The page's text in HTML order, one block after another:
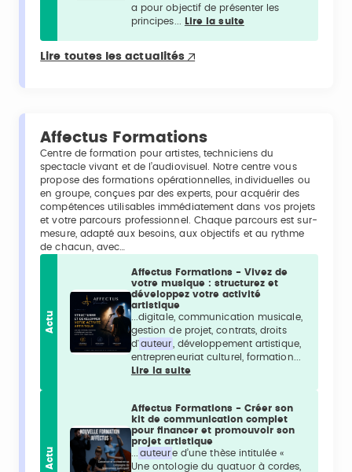
a pour objectif de présenter les
principes...
Lire la suite
Lire toutes les actualités
Affectus Formations
Centre de formation pour artistes, techniciens du
spectacle vivant et de l’audiovisuel. Notre centre vous
propose des formations opérationnelles, individuelles ou
en groupe, conçues par des experts, pour acquérir des
compétences utilisables immédiatement dans vos projets
et votre parcours professionnel. Chaque parcours est sur-
mesure, adapté aux besoins, aux objectifs et au rythme
de chacun, avec…
Actu
Affectus Formations - Vivez de
votre musique : structurez et
développez votre activité
artistique
...digitale, communication musicale,
gestion de projet, contrats, droits
d'auteur
, développement artistique,
entrepreneuriat culturel, formation...
Lire la suite
Actu
Affectus Formations - Créer son
kit de communication complet
pour financer et promouvoir son
projet artistique
...
auteure d’une thèse intitulée «
Une ontologie du quatuor à cordes,